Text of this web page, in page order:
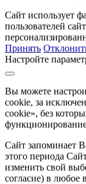
Сайт использует
пользователей
Принять
Настройте
Вы можете
cookie, за
cookie», без
Сайт запоминает
этого периода
изменить свой
согласие) в любое